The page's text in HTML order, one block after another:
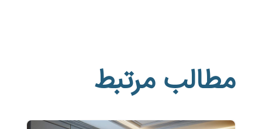
مطالب مرتبط